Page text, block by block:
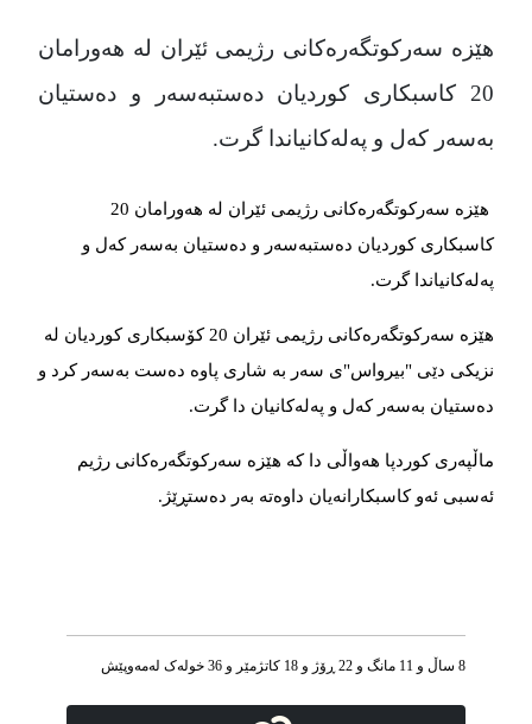
هێزە سەرکوتگەرەکانی رژیمی ئێران لە هەورامان
20 کاسبکاری کوردیان دەستبەسەر و دەستیان
بەسەر کەل و پەلەکانیاندا گرت.
هێزە سەرکوتگەرەکانی رژیمی ئێران لە هەورامان 20
کاسبکاری کوردیان دەستبەسەر و دەستیان بەسەر کەل و
پەلەکانیاندا گرت.
هێزە سەرکوتگەرەکانی رژیمی ئێران 20 کۆسبکاری کوردیان لە
نزیکی دێی "بیرواس"ی سەر بە شاری پاوە دەست بەسەر کرد و
دەستیان بەسەر کەل و پەلەکانیان دا گرت.
ماڵپەری کوردپا هەواڵی دا کە هێزە سەرکوتگەرەکانی رژیم
ئەسبی ئەو کاسبکارانەیان داوەتە بەر دەستڕێژ .
8 ساڵ و 11 مانگ و 22 ڕۆژ و 18 کاتژمێر و 36 خوله‌ک له‌مه‌وپێش‌